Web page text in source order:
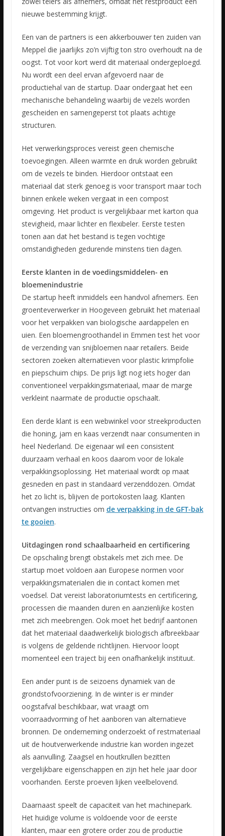
nieuwe bestemming krijgt.
Een van de partners is een akkerbouwer ten zuiden van
Meppel die jaarlijks zo’n vijftig ton stro overhoudt na de
oogst. Tot voor kort werd dit materiaal ondergeploegd.
Nu wordt een deel ervan afgevoerd naar de
productiehal van de startup. Daar ondergaat het een
mechanische behandeling waarbij de vezels worden
gescheiden en samengeperst tot plaats achtige
structuren.
Het verwerkingsproces vereist geen chemische
toevoegingen. Alleen warmte en druk worden gebruikt
om de vezels te binden. Hierdoor ontstaat een
materiaal dat sterk genoeg is voor transport maar toch
binnen enkele weken vergaat in een compost
omgeving. Het product is vergelijkbaar met karton qua
stevigheid, maar lichter en flexibeler. Eerste testen
tonen aan dat het bestand is tegen vochtige
omstandigheden gedurende minstens tien dagen.
Eerste klanten in de voedingsmiddelen- en
bloemenindustrie
De startup heeft inmiddels een handvol afnemers. Een
groenteverwerker in Hoogeveen gebruikt het materiaal
voor het verpakken van biologische aardappelen en
uien. Een bloemengroothandel in Emmen test het voor
de verzending van snijbloemen naar retailers. Beide
sectoren zoeken alternatieven voor plastic krimpfolie
en piepschuim chips. De prijs ligt nog iets hoger dan
conventioneel verpakkingsmateriaal, maar de marge
verkleint naarmate de productie opschaalt.
Een derde klant is een webwinkel voor streekproducten
die honing, jam en kaas verzendt naar consumenten in
heel Nederland. De eigenaar wil een consistent
duurzaam verhaal en koos daarom voor de lokale
verpakkingsoplossing. Het materiaal wordt op maat
gesneden en past in standaard verzenddozen. Omdat
het zo licht is, blijven de portokosten laag. Klanten
ontvangen instructies om de verpakking in de GFT-bak
te gooien.
Uitdagingen rond schaalbaarheid en certificering
De opschaling brengt obstakels met zich mee. De
startup moet voldoen aan Europese normen voor
verpakkingsmaterialen die in contact komen met
voedsel. Dat vereist laboratoriumtests en certificering,
processen die maanden duren en aanzienlijke kosten
met zich meebrengen. Ook moet het bedrijf aantonen
dat het materiaal daadwerkelijk biologisch afbreekbaar
is volgens de geldende richtlijnen. Hiervoor loopt
momenteel een traject bij een onafhankelijk instituut.
Een ander punt is de seizoens dynamiek van de
grondstofvoorziening. In de winter is er minder
oogstafval beschikbaar, wat vraagt om
voorraadvorming of het aanboren van alternatieve
bronnen. De onderneming onderzoekt of restmateriaal
uit de houtverwerkende industrie kan worden ingezet
als aanvulling. Zaagsel en houtkrullen bezitten
vergelijkbare eigenschappen en zijn het hele jaar door
voorhanden. Eerste proeven lijken veelbelovend.
Daarnaast speelt de capaciteit van het machinepark.
Het huidige volume is voldoende voor de eerste
klanten, maar een grotere order zou de productie